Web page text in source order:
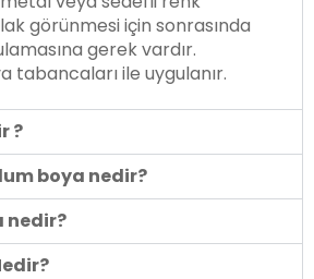
görünmesi için sonrasında
gerek vardır.
tabancaları ile uygulanır.
?
boya nedir?
nedir?